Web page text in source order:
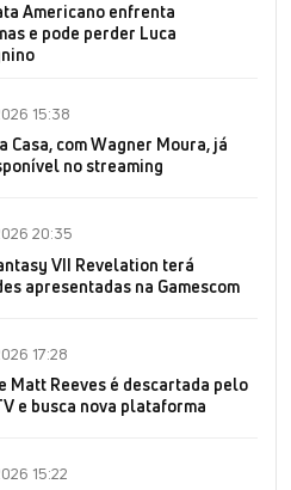
Americano enfrenta
e pode perder Luca
15:38
Casa, com Wagner Moura, já
no streaming
20:35
VII Revelation terá
apresentadas na Gamescom
17:28
Matt Reeves é descartada pelo
e busca nova plataforma
15:22